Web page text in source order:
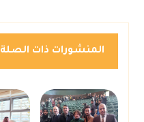
المنشورات ذات الصلة